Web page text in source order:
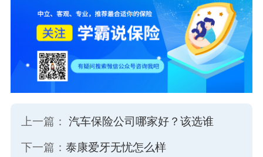
上一篇： 汽车保险公司哪家好？该选谁
下一篇： 泰康爱牙无忧怎么样